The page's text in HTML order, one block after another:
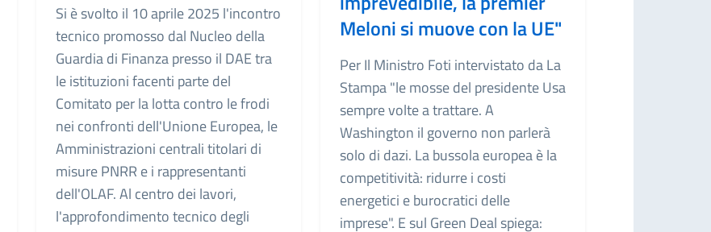
Si è svolto il 10 aprile 2025 l'incontro
tecnico promosso dal Nucleo della
Guardia di Finanza presso il DAE tra
le istituzioni facenti parte del
Comitato per la lotta contro le frodi
nei confronti dell'Unione Europea, le
Amministrazioni centrali titolari di
misure PNRR e i rappresentanti
dell'OLAF. Al centro dei lavori,
l'approfondimento tecnico degli
Meloni si muove con la UE"
Per Il Ministro Foti intervistato da La
Stampa "le mosse del presidente Usa
sempre volte a trattare. A
Washington il governo non parlerà
solo di dazi. La bussola europea è la
competitività: ridurre i costi
energetici e burocratici delle
imprese". E sul Green Deal spiega: